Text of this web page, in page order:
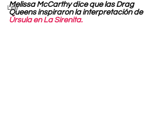
Life
Melissa McCarthy dice que las Drag
Queens inspiraron la interpretación de
Úrsula en La Sirenita.